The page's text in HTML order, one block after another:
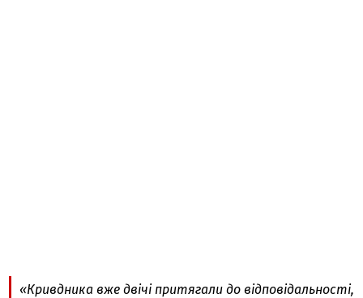
«Кривдника вже двічі притягали до відповідальності,